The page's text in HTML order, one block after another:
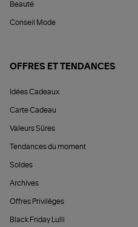
Beauté
Conseil Mode
OFFRES ET TENDANCES
Idées Cadeaux
Carte Cadeau
Valeurs Sûres
Tendances du moment
Soldes
Archives
Offres Privilèges
Black Friday Lulli